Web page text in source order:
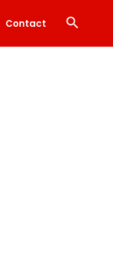
Contact Search